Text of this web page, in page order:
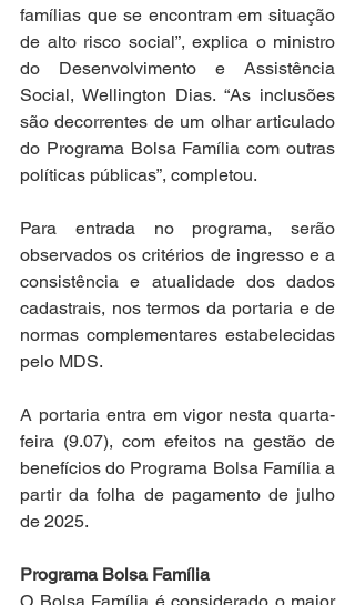
famílias que se encontram em situação
de alto risco social”, explica o ministro
do Desenvolvimento e Assistência
Social, Wellington Dias. “As inclusões
são decorrentes de um olhar articulado
do Programa Bolsa Família com outras
políticas públicas”, completou.
Para entrada no programa, serão
observados os critérios de ingresso e a
consistência e atualidade dos dados
cadastrais, nos termos da portaria e de
normas complementares estabelecidas
pelo MDS.
A portaria entra em vigor nesta quarta-
feira (9.07), com efeitos na gestão de
benefícios do Programa Bolsa Família a
partir da folha de pagamento de julho
de 2025.
Programa Bolsa Família